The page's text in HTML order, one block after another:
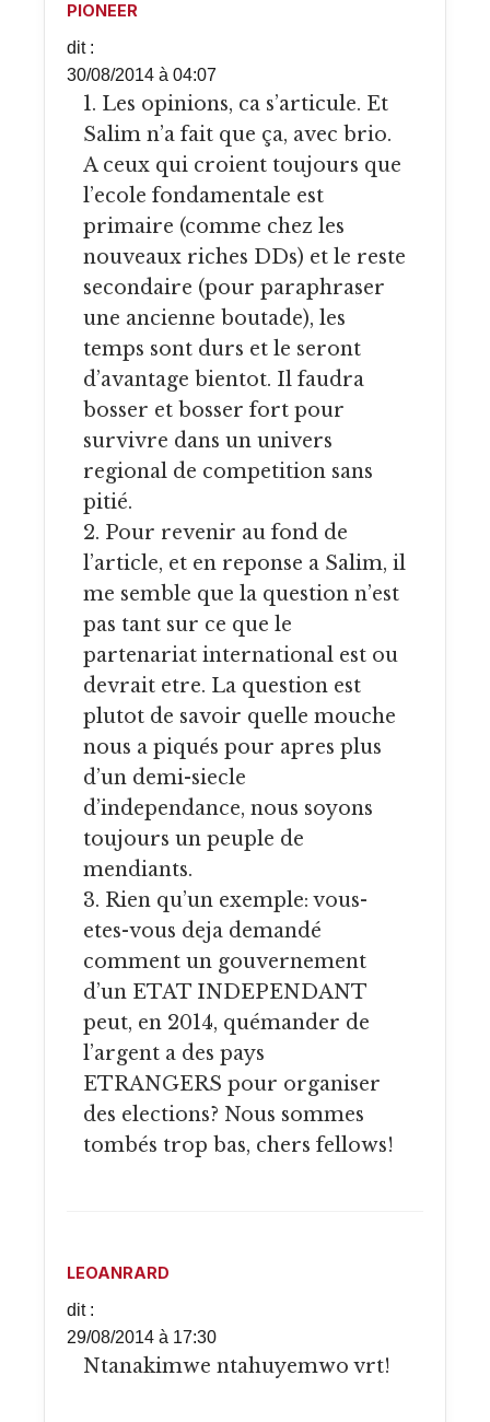
PIONEER
dit :
30/08/2014 à 04:07
1. Les opinions, ca s’articule. Et
Salim n’a fait que ça, avec brio.
A ceux qui croient toujours que
l’ecole fondamentale est
primaire (comme chez les
nouveaux riches DDs) et le reste
secondaire (pour paraphraser
une ancienne boutade), les
temps sont durs et le seront
d’avantage bientot. Il faudra
bosser et bosser fort pour
survivre dans un univers
regional de competition sans
pitié.
2. Pour revenir au fond de
l’article, et en reponse a Salim, il
me semble que la question n’est
pas tant sur ce que le
partenariat international est ou
devrait etre. La question est
plutot de savoir quelle mouche
nous a piqués pour apres plus
d’un demi-siecle
d’independance, nous soyons
toujours un peuple de
mendiants.
3. Rien qu’un exemple: vous-
etes-vous deja demandé
comment un gouvernement
d’un ETAT INDEPENDANT
peut, en 2014, quémander de
l’argent a des pays
ETRANGERS pour organiser
des elections? Nous sommes
tombés trop bas, chers fellows!
LEOANRARD
dit :
29/08/2014 à 17:30
Ntanakimwe ntahuyemwo vrt!